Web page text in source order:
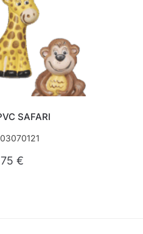
SAFARI
€